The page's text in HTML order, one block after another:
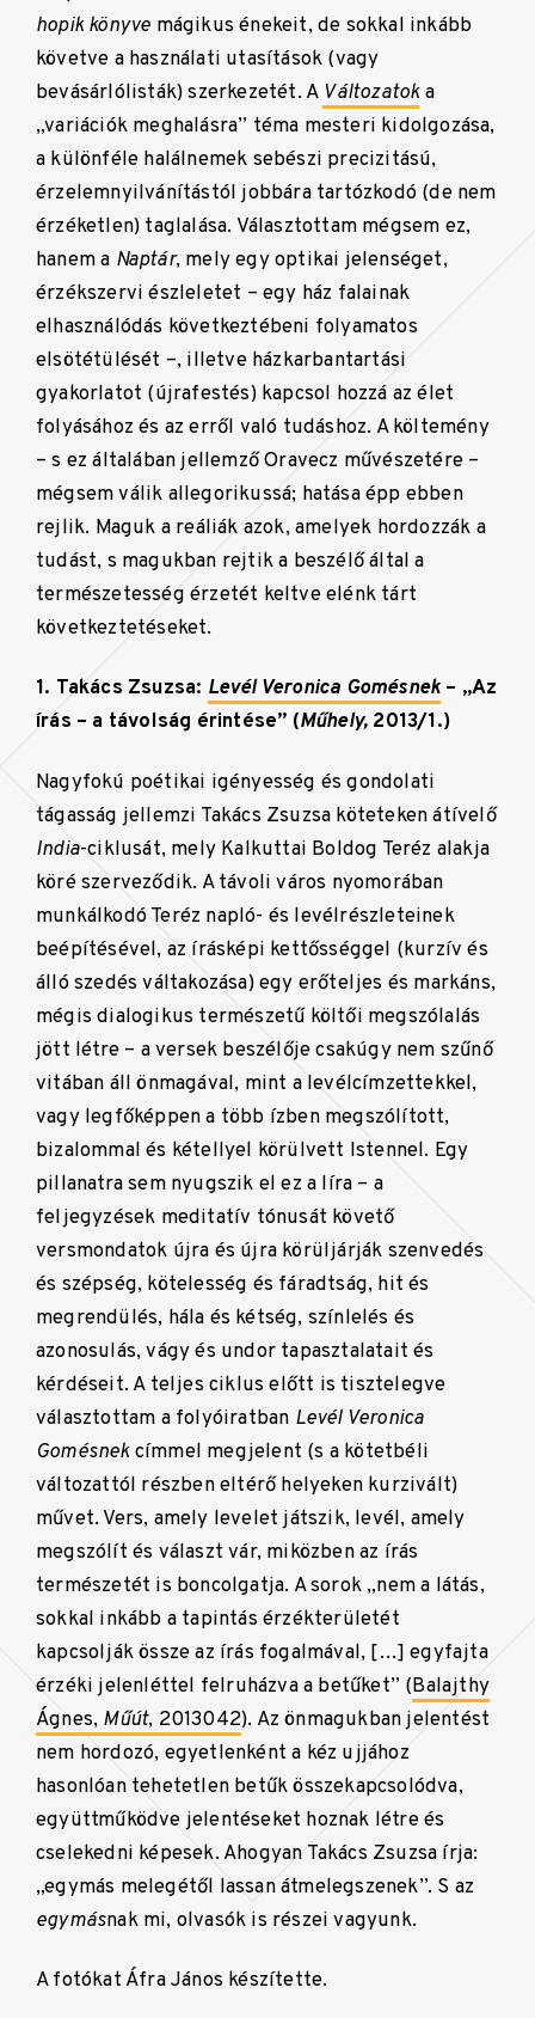
hopik könyve mágikus énekeit, de sokkal inkább
követve a használati utasítások (vagy
bevásárlólisták) szerkezetét. A Változatoka
„variációk meghalásra” téma mesteri kidolgozása,
a különféle halálnemek sebészi precizitású,
érzelemnyilvánítástól jobbára tartózkodó (de nem
érzéketlen) taglalása. Választottam mégsem ez,
hanem a Naptár, mely egy optikai jelenséget,
érzékszervi észleletet – egy ház falainak
elhasználódás következtébeni folyamatos
elsötétülését –, illetve házkarbantartási
gyakorlatot (újrafestés) kapcsol hozzá az élet
folyásához és az erről való tudáshoz. A költemény
– s ez általában jellemző Oravecz művészetére –
mégsem válik allegorikussá; hatása épp ebben
rejlik. Maguk a reáliák azok, amelyek hordozzák a
tudást, s magukban rejtik a beszélő által a
természetesség érzetét keltve elénk tárt
következtetéseket.
1. Takács Zsuzsa: Levél Veronica Gomésnek– „Az
írás – a távolság érintése” (Műhely, 2013/1.)
Nagyfokú poétikai igényesség és gondolati
tágasság jellemzi Takács Zsuzsa köteteken átívelő
India-ciklusát, mely Kalkuttai Boldog Teréz alakja
köré szerveződik. A távoli város nyomorában
munkálkodó Teréz napló- és levélrészleteinek
beépítésével, az írásképi kettősséggel (kurzív és
álló szedés váltakozása) egy erőteljes és markáns,
mégis dialogikus természetű költői megszólalás
jött létre – a versek beszélője csakúgy nem szűnő
vitában áll önmagával, mint a levélcímzettekkel,
vagy legfőképpen a több ízben megszólított,
bizalommal és kétellyel körülvett Istennel. Egy
pillanatra sem nyugszik el ez a líra – a
feljegyzések meditatív tónusát követő
versmondatok újra és újra körüljárják szenvedés
és szépség, kötelesség és fáradtság, hit és
megrendülés, hála és kétség, színlelés és
azonosulás, vágy és undor tapasztalatait és
kérdéseit. A teljes ciklus előtt is tisztelegve
választottam a folyóiratban Levél Veronica
Gomésnekcímmel megjelent (s a kötetbéli
változattól részben eltérő helyeken kurzivált)
művet. Vers, amely levelet játszik, levél, amely
megszólít és választ vár, miközben az írás
természetét is boncolgatja. A sorok „nem a látás,
sokkal inkább a tapintás érzékterületét
kapcsolják össze az írás fogalmával, […] egyfajta
érzéki jelenléttel felruházva a betűket” (Balajthy
Ágnes, Műút, 2013042). Az önmagukban jelentést
nem hordozó, egyetlenként a kéz ujjához
hasonlóan tehetetlen betűk összekapcsolódva,
együttműködve jelentéseket hoznak létre és
cselekedni képesek. Ahogyan Takács Zsuzsa írja:
„egymás melegétől lassan átmelegszenek”. S az
egymásnak mi, olvasók is részei vagyunk.
A fotókat Áfra János készítette.